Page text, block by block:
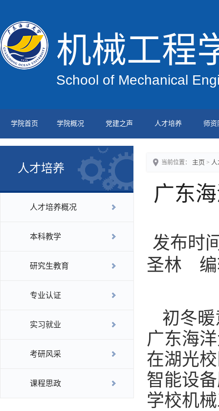
机械工程
School of Mechanical
学院首页 学院概况 党建之声 人才培养 师资
人才培养
人才培养概况
本科教学
研究生教育
专业认证
实习就业
考研风采
课程思政
当前位置： 主页 >
广东
发布时
圣林 编
初冬暖
广东海
在湖光
智能设
学校机